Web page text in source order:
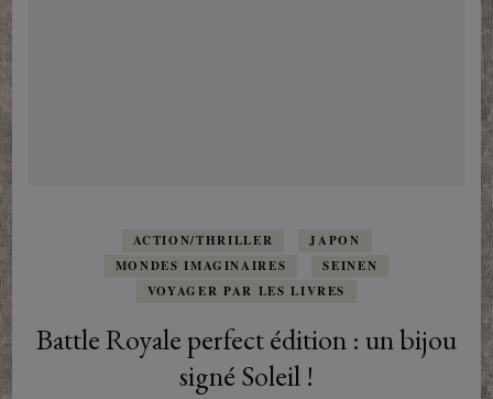
ACTION/THRILLER
JAPON
MONDES IMAGINAIRES
SEINEN
VOYAGER PAR LES LIVRES
Battle Royale perfect édition : un bijou
signé Soleil !